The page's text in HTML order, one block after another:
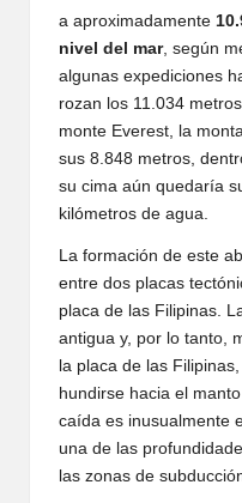
a aproximadamente
nivel del mar, según
algunas expediciones
rozan los 11.034
monte Everest, la
sus 8.848 metros,
su cima aún quedaría
kilómetros de agua.
La formación de este
entre dos placas
placa de las Filipinas.
antigua y, por lo tanto,
la placa de las
hundirse hacia el
caída es inusualmente
una de las
las zonas de